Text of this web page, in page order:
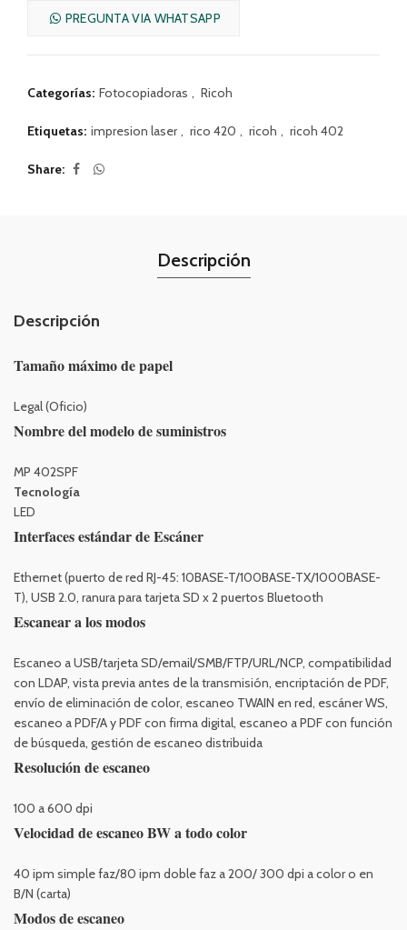
PREGUNTA VIA WHATSAPP
Categorías: Fotocopiadoras , Ricoh
Etiquetas: impresion laser , rico 420 , ricoh , ricoh 402
Share
Descripción
Descripción
Tamaño máximo de papel
Legal (Oficio)
Nombre del modelo de suministros
MP 402SPF
Tecnología
LED
Interfaces estándar de Escáner
Ethernet (puerto de red RJ-45: 10BASE-T/100BASE-TX/1000BASE-
T), USB 2.0, ranura para tarjeta SD x 2 puertos Bluetooth
Escanear a los modos
Escaneo a USB/tarjeta SD/email/SMB/FTP/URL/NCP, compatibilidad
con LDAP, vista previa antes de la transmisión, encriptación de PDF,
envío de eliminación de color, escaneo TWAIN en red, escáner WS,
escaneo a PDF/A y PDF con firma digital, escaneo a PDF con función
de búsqueda, gestión de escaneo distribuida
Resolución de escaneo
100 a 600 dpi
Velocidad de escaneo BW a todo color
40 ipm simple faz/80 ipm doble faz a 200/ 300 dpi a color o en
B/N (carta)
Modos de escaneo